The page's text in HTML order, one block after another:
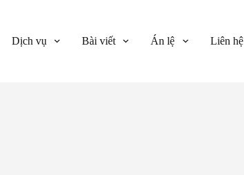
Dịch vụ Bài viết Án lệ Liên hệ